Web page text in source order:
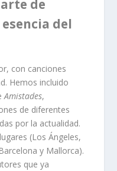
de
esencia del
con canciones
Hemos incluido
Amistades,
de diferentes
por la actualidad.
(Los Ángeles,
y Mallorca).
que ya